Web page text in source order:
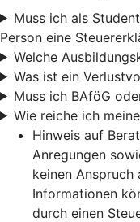
Muss ich als
Person eine
Welche
Was ist ein
Muss ich BAföG
Wie reiche ich
Hinweis auf
Anregungen
keinen
Informationen
durch einen